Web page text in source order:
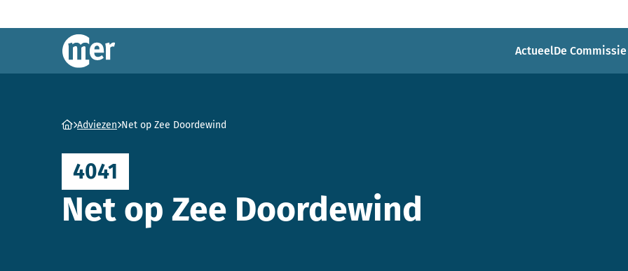
Commissie mer
ActueelDe
Ga naar homepage
Adviezen Net op Zee Doordewind
4041
Net op Zee Doordewind